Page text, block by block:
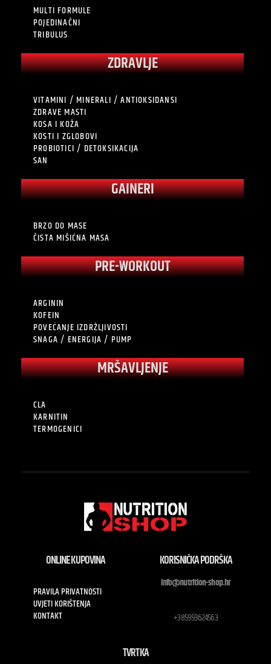
MULTI FORMULE
POJEDINAČNI
TRIBULUS
ZDRAVLJE
VITAMINI / MINERALI / ANTIOKSIDANSI
ZDRAVE MASTI
KOSA I KOŽA
KOSTI I ZGLOBOVI
PROBIOTICI / DETOKSIKACIJA
SAN
GAINERI
BRZO DO MASE
ČISTA MIŠIĆNA MASA
PRE-WORKOUT
ARGININ
KOFEIN
POVEĆANJE IZDRŽLJIVOSTI
SNAGA / ENERGIJA / PUMP
MRŠAVLJENJE
CLA
KARNITIN
TERMOGENICI
ONLINE KUPOVINA
PRAVILA PRIVATNOSTI
UVJETI KORIŠTENJA
KONTAKT
KORISNIČKA PODRŠKA
info@nutrition-shop.hr
+385959624563
TVRTKA